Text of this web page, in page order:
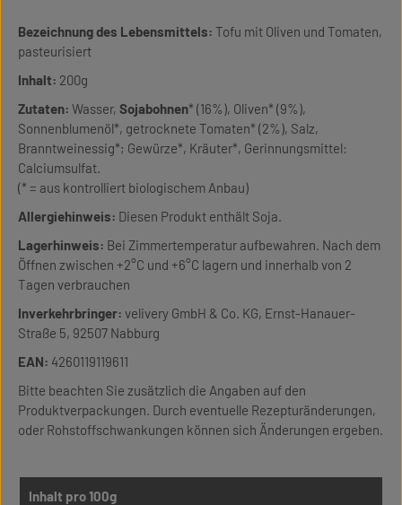
Bezeichnung des Lebensmittels: Tofu mit Oliven und Tomaten,
pasteurisiert
Inhalt: 200g
Zutaten: Wasser, Sojabohnen* (16%), Oliven* (9%),
Sonnenblumenöl*, getrocknete Tomaten* (2%), Salz,
Branntweinessig*; Gewürze*, Kräuter*, Gerinnungsmittel:
Calciumsulfat.
(* = aus kontrolliert biologischem Anbau)
Allergiehinweis: Diesen Produkt enthält Soja.
Lagerhinweis: Bei Zimmertemperatur aufbewahren. Nach dem
Öffnen zwischen +2°C und +6°C lagern und innerhalb von 2
Tagen verbrauchen
Inverkehrbringer: velivery GmbH & Co. KG, Ernst-Hanauer-
Straße 5, 92507 Nabburg
EAN: 4260119119611
Bitte beachten Sie zusätzlich die Angaben auf den
Produktverpackungen. Durch eventuelle Rezepturänderungen,
oder Rohstoffschwankungen können sich Änderungen ergeben.
Inhalt pro 100g